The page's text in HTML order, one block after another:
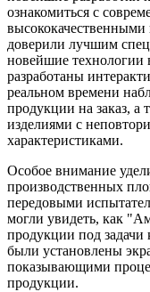
ознакомиться с
доверили лучшим
новейшие технологии
разработаны
реальном времени
продукции на заказ, а
изделиями с
характеристиками.
Особое внимание
производственных
передовыми
могли увидеть, как
продукции под задачи
были установлены
показывающими
продукции.